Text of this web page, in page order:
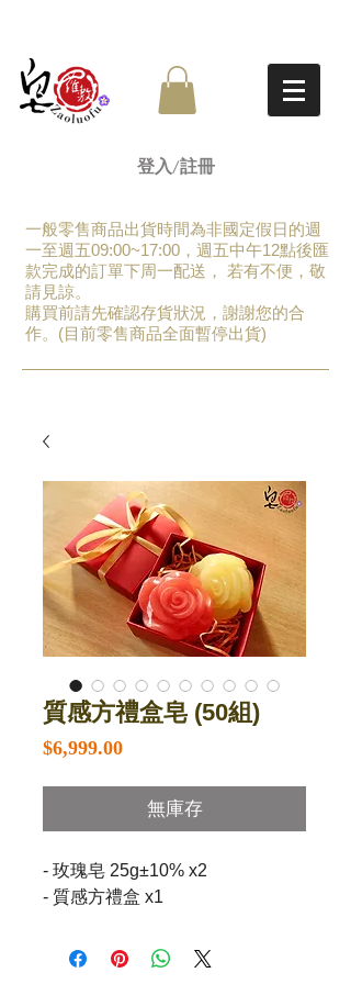
登入/註冊
一般零售商品出貨時間為非國定假日的週
一至週五09:00~17:00，週五中午12點後匯
款完成的訂單下周一配送， 若有不便，敬
請見諒。
​購買前請先確認存貨狀況，謝謝您的合
作。(目前零售商品全面暫停出貨)
質感方禮盒皂 (50組)
$6,999.00價
無庫存
- 玫瑰皂 25g±10% x2
- 質感方禮盒 x1